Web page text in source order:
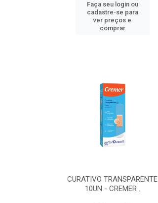
Faça seu login ou
cadastre-se para
ver preços e
comprar
CURATIVO TRANSPARENTE
10UN - CREMER .